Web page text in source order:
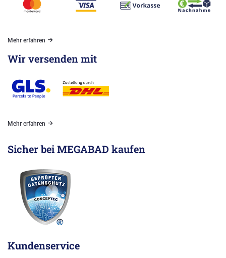
Mehr erfahren
Wir versenden mit
Mehr erfahren
Sicher bei MEGABAD kaufen
Kundenservice